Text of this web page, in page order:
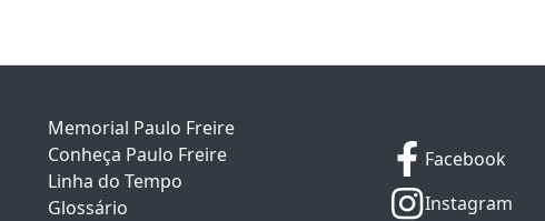
Memorial Paulo Freire
Conheça Paulo Freire
Linha do Tempo
Glossário
Facebook
Instagram